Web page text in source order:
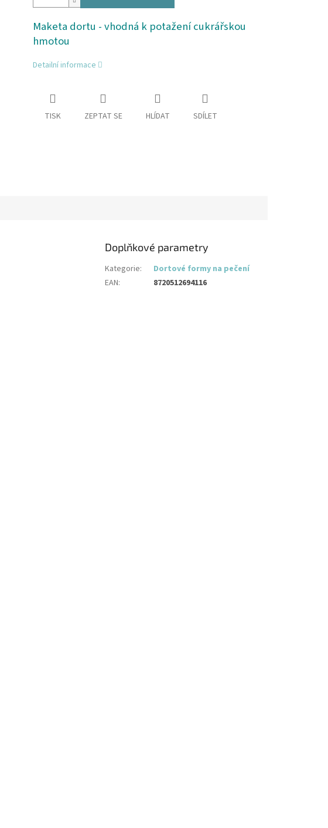
Maketa dortu - vhodná k potažení cukrářskou
hmotou
Detailní informace
TISK ZEPTAT SE HLÍDAT SDÍLET
Doplňkové parametry
Kategorie:
Dortové formy na pečení
EAN: 8720512694116